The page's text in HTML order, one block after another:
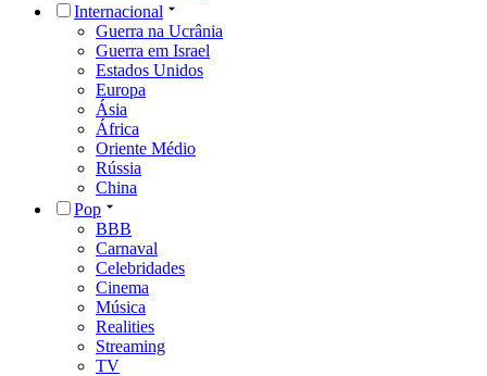
Internacional
Guerra na Ucrânia
Guerra em Israel
Estados Unidos
Europa
Ásia
África
Oriente Médio
Rússia
China
Pop
BBB
Carnaval
Celebridades
Cinema
Música
Realities
Streaming
TV